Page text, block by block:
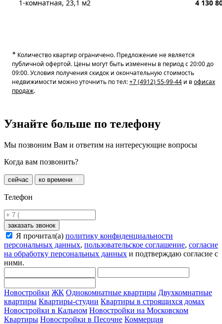
1-комнатная, 23,1 м2 4 130
∗ Количество квартир ограничено. Предложение не является
публичной офертой. Цены могут быть изменены в период с 20:00 до
09:00. Условия получения скидок и окончательную стоимость
недвижимости можно уточнить по тел:+7 (4912) 55-99-44 и вофисах
продаж.
Узнайте больше по телефону
Мы позвоним Вам и ответим на интересующие вопросы
Когда вам позвонить?
сейчас ко времени
Телефон
заказать звонок
Я прочитал(а) политику конфиденциальности
персональных данных, пользовательское соглашение, согласие
на обработку персональных данных и подтверждаю согласие с
ними.
Новостройки ЖК Однокомнатные квартиры Двухкомнатные
квартиры Квартиры-студии Квартиры в строящихся домах
Новостройки в Кальном Новостройки на Московском
Квартиры Новостройки в Песочне Коммерция